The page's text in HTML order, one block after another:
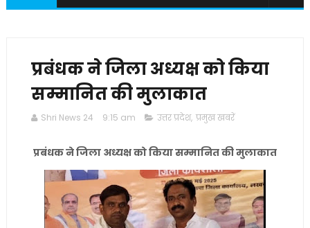
प्रबंधक ने जिला अध्यक्ष को किया
सम्मानित की मुलाकात
Shri News 24 9:15 am उत्तर प्रदेश, प्रमुख खबरें
प्रबंधक ने जिला अध्यक्ष को किया सम्मानित की मुलाकात